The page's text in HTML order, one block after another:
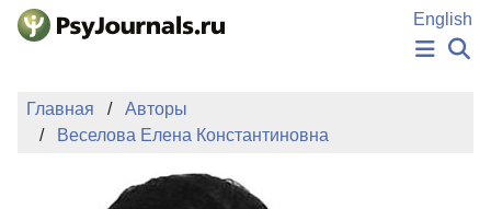
Перейти к основному содержанию
English
ИЗДАНИЯ
ПОДАТЬ РУКОПИСЬ
БАЗА ЗНАНИЙ
Главная
Авторы
Веселова Елена Константиновна